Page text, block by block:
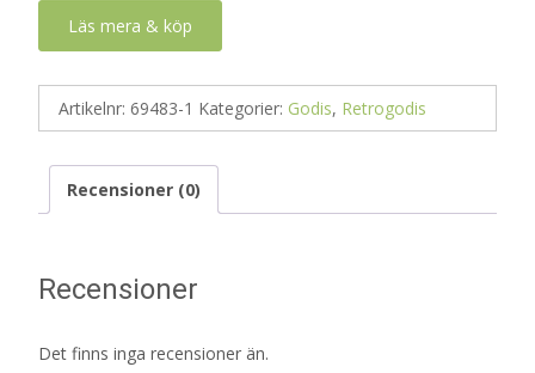
Läs mera & köp
Artikelnr: 69483-1 Kategorier: Godis, Retrogodis
Recensioner (0)
Recensioner
Det finns inga recensioner än.